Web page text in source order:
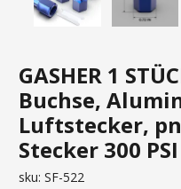
GASHER 1
Buchse,
Luftstecker,
Stecker 300 PSI
sku: SF-522